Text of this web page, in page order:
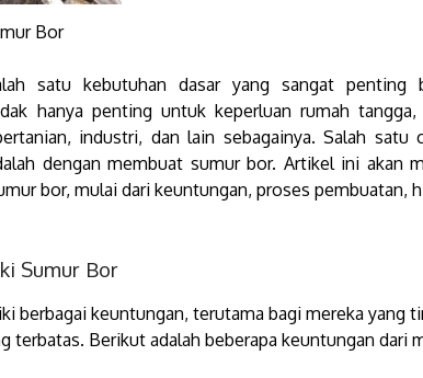
Bor
satu kebutuhan dasar yang sangat penting
hanya penting untuk keperluan rumah
industri, dan lain sebagainya. Salah satu
dengan membuat sumur bor. Artikel ini akan
bor, mulai dari keuntungan, proses pembuatan,
Sumur Bor
berbagai keuntungan, terutama bagi mereka yang
terbatas. Berikut adalah beberapa keuntungan dari